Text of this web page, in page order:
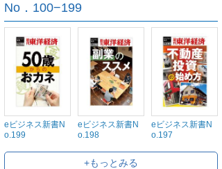
No．100−199
eビジネス新書N
o.199
eビジネス新書N
o.198
eビジネス新書N
o.197
+もっとみる